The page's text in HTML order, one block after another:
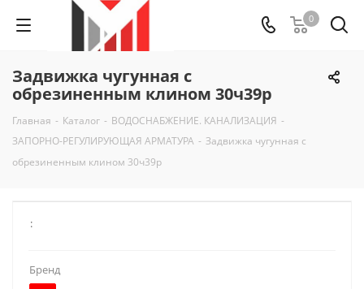
0
Задвижка чугунная с
обрезиненным клином 30ч39р
Главная - Каталог - ВОДОСНАБЖЕНИЕ. КАНАЛИЗАЦИЯ -
ЗАПОРНО-РЕГУЛИРУЮЩАЯ АРМАТУРА - Задвижка чугунная с
обрезиненным клином 30ч39р
:
Бренд